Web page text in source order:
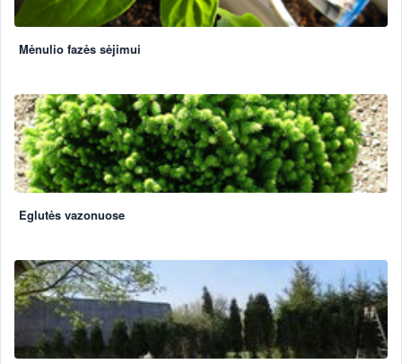
Mėnulio fazės sėjimui
Eglutės vazonuose